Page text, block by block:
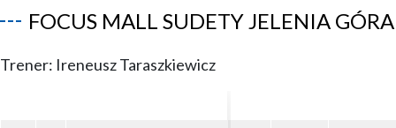
FOCUS MALL SUDETY JELENIA GÓRA
Trener: Ireneusz Taraszkiewicz